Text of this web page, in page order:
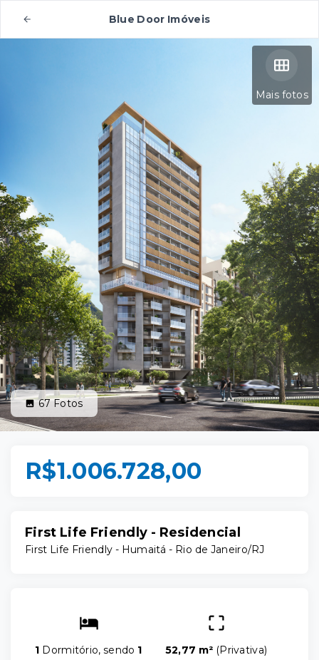
Blue Door Imóveis
Mais fotos
67Fotos
R$1.006.728,00
First Life Friendly - Residencial
First Life Friendly - Humaitá - Rio de Janeiro/RJ
1 Dormitório, sendo 1
52,77 m² (Privativa)